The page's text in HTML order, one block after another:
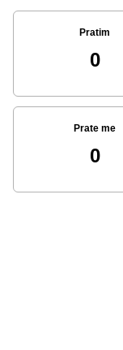
Pratim
0
Prate me
0